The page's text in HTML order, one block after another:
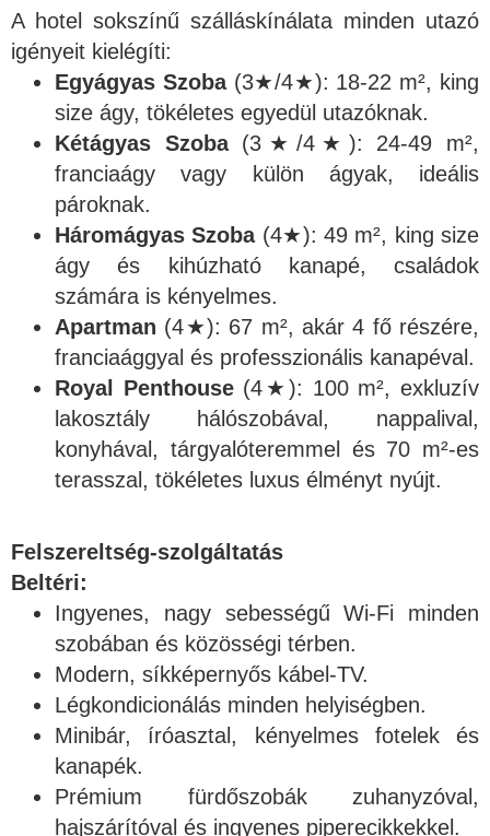
A hotel sokszínű szálláskínálata minden utazó
igényeit kielégíti:
Egyágyas Szoba(3★/4★): 18-22 m², king
size ágy, tökéletes egyedül utazóknak.
Kétágyas Szoba(3★/4★): 24-49 m²,
franciaágy vagy külön ágyak, ideális
pároknak.
Háromágyas Szoba(4★): 49 m², king size
ágy és kihúzható kanapé, családok
számára is kényelmes.
Apartman (4★): 67 m², akár 4 fő részére,
franciaággyal és professzionális kanapéval.
Royal Penthouse(4★): 100 m², exkluzív
lakosztály hálószobával, nappalival,
konyhával, tárgyalóteremmel és 70 m²-es
terasszal, tökéletes luxus élményt nyújt.
Felszereltség-szolgáltatás
Beltéri:
Ingyenes, nagy sebességű Wi-Fi minden
szobában és közösségi térben.
Modern, síkképernyős kábel-TV.
Légkondicionálás minden helyiségben.
Minibár, íróasztal, kényelmes fotelek és
kanapék.
Prémium fürdőszobák zuhanyzóval,
hajszárítóval és ingyenes piperecikkekkel.